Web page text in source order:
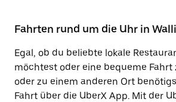
Fahrten rund um die Uhr in
Egal, ob du beliebte lokale
möchtest oder eine bequeme
oder zu einem anderen Ort
Fahrt über die UberX App. Mit der